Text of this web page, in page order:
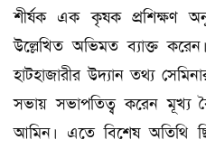
শীর্ষক এক কৃষক প্রশিক্ষণ
উল্লেখিত অভিমত ব্যাক্ত
হাটহাজারীর উদ্যান তথ্য
সভায় সভাপতিত্ব করেন মূখ্য
আমিন। এতে বিশেষ অতিথি